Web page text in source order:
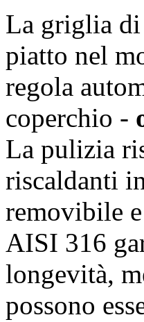
La griglia di
piatto nel
regola
coperchio -
La pulizia
riscaldanti
removibile
AISI 316
longevità,
possono